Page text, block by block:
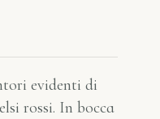
evidenti di
rossi. In bocca